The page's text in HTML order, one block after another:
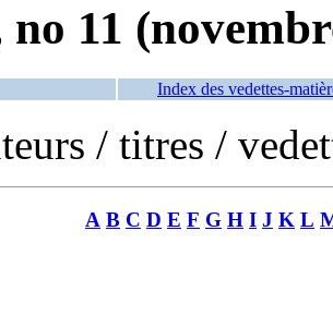
no 11
Index des vedettes-
/ titres /
A B C D E F G H I J K L